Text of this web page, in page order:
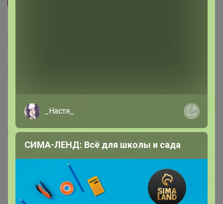
Бонифаций
СП266 Звездная кофемания от ТОП обжарщиков России! В наличии! Изучаем и Пробуем всю кофейную географию! 20 призов на пробу среди участников закупки!
Кофе упаковка 250г - Перепробуй все виды кофе! Изменился дизайн и вес упаковки!!!
_Настя_
СИМА-ЛЕНД: Всё для школы и сада